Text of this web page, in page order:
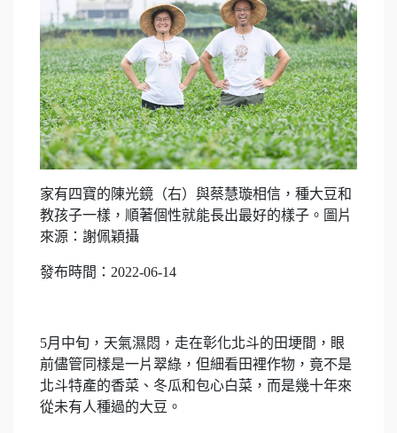
家有四寶的陳光鏡（右）與蔡慧璇相信，種大豆和
教孩子一樣，順著個性就能長出最好的樣子。圖片
來源：謝佩穎攝
發布時間：2022-06-14
5月中旬，天氣濕悶，走在彰化北斗的田埂間，眼
前儘管同樣是一片翠綠，但細看田裡作物，竟不是
北斗特產的香菜、冬瓜和包心白菜，而是幾十年來
從未有人種過的大豆。